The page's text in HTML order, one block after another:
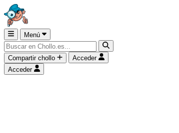
Menú
Compartir chollo
Acceder
Acceder